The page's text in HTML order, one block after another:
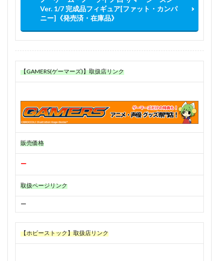
Ver. 1/7 完成品フィギュア[ファット・カンパ
ニー]《発売済・在庫品》
【GAMERS(ゲーマーズ)】取扱店リンク
販売価格
ー
取扱ページリンク
ー
【ホビーストック】取扱店リンク